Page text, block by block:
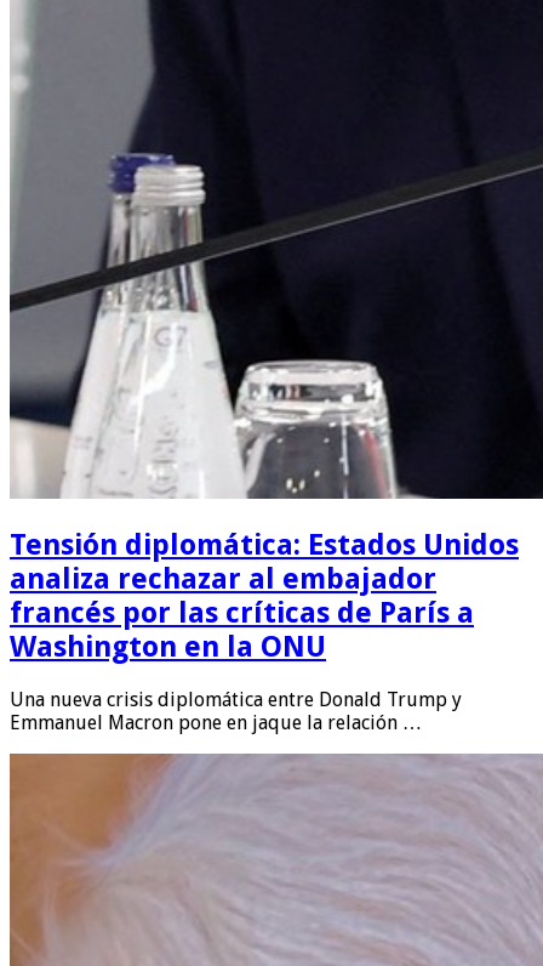
Tensión diplomática: Estados Unidos
analiza rechazar al embajador
francés por las críticas de París a
Washington en la ONU
Una nueva crisis diplomática entre Donald Trump y
Emmanuel Macron pone en jaque la relación …